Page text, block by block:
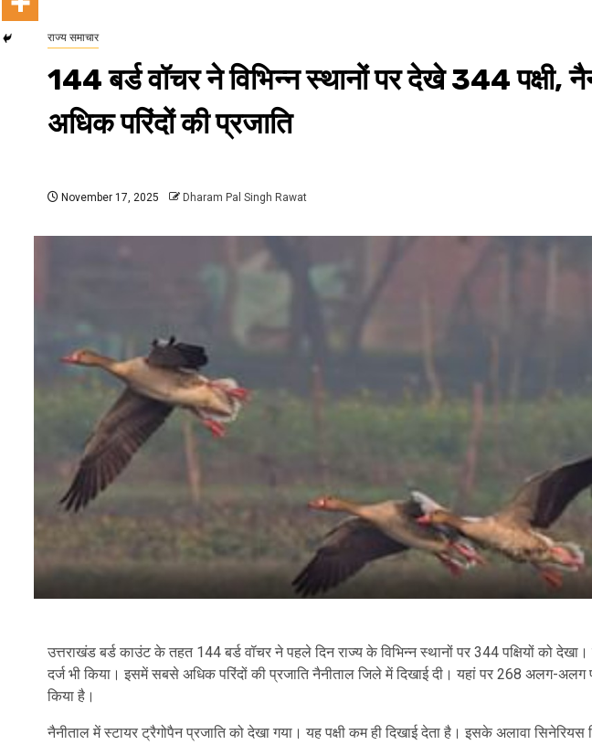
राज्य समाचार
144 बर्ड वॉचर ने विभिन्न स्थानों पर देखे 344 पक्षी,
अधिक परिंदों की प्रजाति
November 17, 2025 Dharam Pal Singh Rawat
उत्तराखंड बर्ड काउंट के तहत 144 बर्ड वॉचर ने पहले दिन राज्य के विभिन्न स्थानों पर 344 पक्षियों को देखा।
दर्ज भी किया। इसमें सबसे अधिक परिंदों की प्रजाति नैनीताल जिले में दिखाई दी। यहां पर 268 अलग-अलग
किया है।
नैनीताल में स्टायर ट्रैगोपैन प्रजाति को देखा गया। यह पक्षी कम ही दिखाई देता है। इसके अलावा सिनेरियस